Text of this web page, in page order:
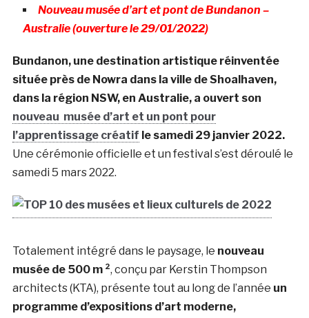
Nouveau musée d’art et pont de Bundanon –
Australie (ouverture le 29/01/2022)
Bundanon, une destination artistique réinventée
située près de Nowra dans la ville de Shoalhaven,
dans la région NSW, en Australie, a ouvert son
nouveau musée d’art et un pont pour
l’apprentissage créatif le samedi 29 janvier 2022.
Une cérémonie officielle et un festival s’est déroulé le
samedi 5 mars 2022.
Totalement intégré dans le paysage, le nouveau
musée de 500 m ², conçu par Kerstin Thompson
architects (KTA), présente tout au long de l’année un
programme d’expositions d’art moderne,